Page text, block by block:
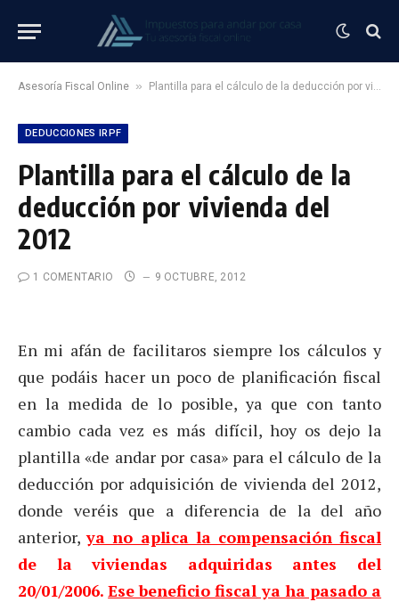
Asesoría Fiscal Online » Plantilla para el cálculo de la deducción por vivienda del 2012
DEDUCCIONES IRPF
Plantilla para el cálculo de la
deducción por vivienda del
2012
1 COMENTARIO 9 OCTUBRE, 2012
En mi afán de facilitaros siempre los cálculos y
que podáis hacer un poco de planificación fiscal
en la medida de lo posible, ya que con tanto
cambio cada vez es más difícil, hoy os dejo la
plantilla «de andar por casa» para el cálculo de la
deducción por adquisición de vivienda del 2012,
donde veréis que a diferencia de la del año
anterior,ya no aplica la compensación fiscal
de la viviendas adquiridas antes del
20/01/2006.Ese beneficio fiscal ya ha pasado a